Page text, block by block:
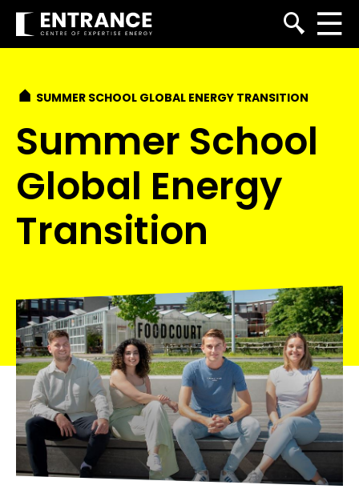
SUMMER SCHOOL GLOBAL ENERGY TRANSITION
Summer School
Global Energy
Transition